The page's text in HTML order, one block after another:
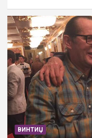
ВИНТИЏ